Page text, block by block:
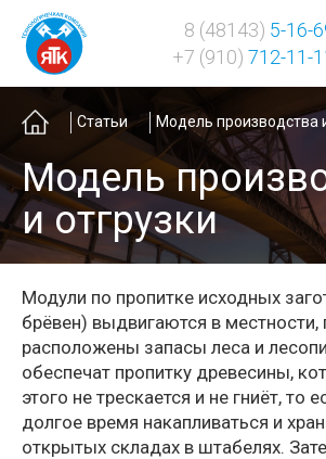
8 (48143) 5-16-
+7 (910) 712-11-
ГлавнаяСтатьи Модель производства
Модель
и отгрузки
Модули по пропитке исходных
брёвен) выдвигаются в местности,
расположены запасы леса и
обеспечат пропитку древесины,
этого не трескается и не гниёт, то
долгое время накапливаться и
открытых складах в штабелях.